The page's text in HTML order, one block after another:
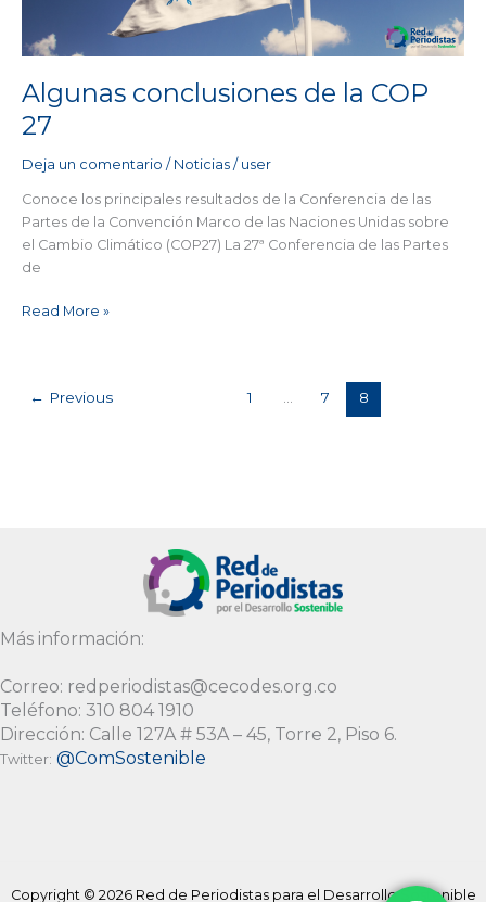
Algunas conclusiones de la COP
27
Deja un comentario / Noticias/ user
Conoce los principales resultados de la Conferencia de las
Partes de la Convención Marco de las Naciones Unidas sobre
el Cambio Climático (COP27) La 27ª Conferencia de las Partes
de
Read More »
← Previous 1 … 7 8
Más información:
Correo: redperiodistas@cecodes.org.co
Teléfono: 310 804 1910
Dirección: Calle 127A # 53A – 45, Torre 2, Piso 6.
Twitter: @ComSostenible
Copyright © 2026 Red de Periodistas para el Desarrollo Sostenible